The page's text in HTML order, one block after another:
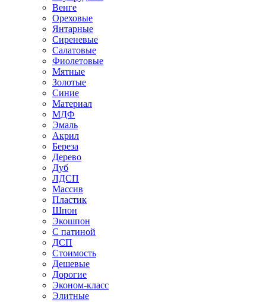
Венге
Ореховые
Янтарные
Сиреневые
Салатовые
Фиолетовые
Мятные
Золотые
Синие
Материал
МДФ
Эмаль
Акрил
Береза
Дерево
Дуб
ЛДСП
Массив
Пластик
Шпон
Экошпон
С патиной
ДСП
Стоимость
Дешевые
Дорогие
Эконом-класс
Элитные